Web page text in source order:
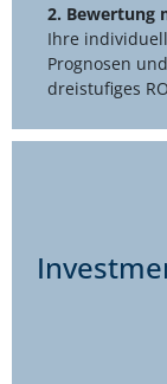
2. Bewertung
Ihre
Prognosen
dreistufiges